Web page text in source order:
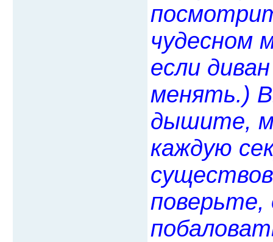
чудесном
если
менять.)
дышите,
каждую
поверьте,